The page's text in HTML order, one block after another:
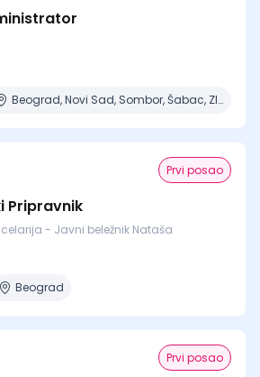
Beograd, Novi Sad, Sombor, Šabac, Zlatibor + 1 mesto
Prvi posao
Pripravnik
- Javni beležnik Nataša
Beograd
Prvi posao